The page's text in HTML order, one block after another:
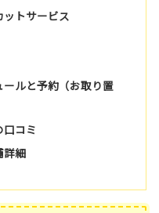
トサービス
ルと予約（お取り置
口コミ
詳細